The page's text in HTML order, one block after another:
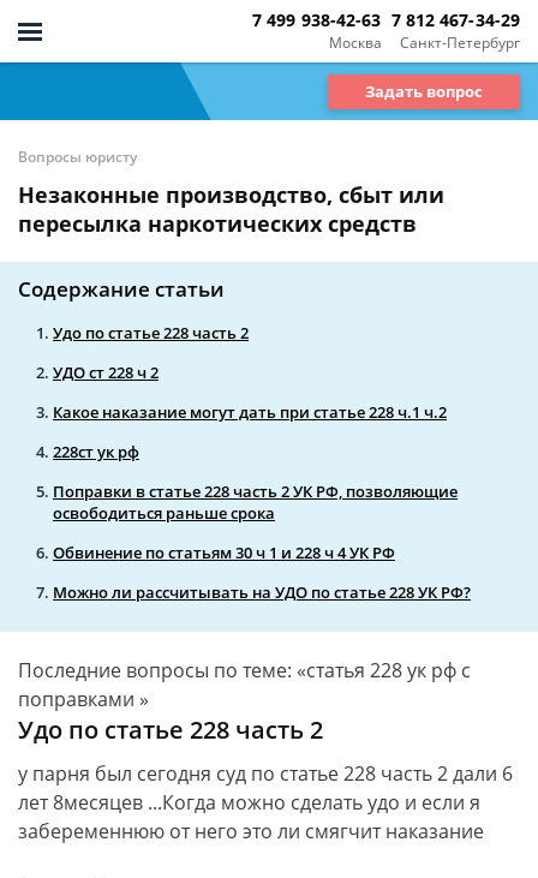
Москва
7 499 938-42-63
Санкт-Петербург
7 812 467-34-29
Задать вопрос
Вопросы юристу
Незаконные производство, сбыт или
пересылка наркотических средств
Содержание статьи
Удо по статье 228 часть 2
УДО ст 228 ч 2
Какое наказание могут дать при статье 228 ч.1 ч.2
228ст ук рф
Поправки в статье 228 часть 2 УК РФ, позволяющие
освободиться раньше срока
Обвинение по статьям 30 ч 1 и 228 ч 4 УК РФ
Можно ли рассчитывать на УДО по статье 228 УК РФ?
Последние вопросы по теме: «статья 228 ук рф с
поправками »
Удо по статье 228 часть 2
у парня был сегодня суд по статье 228 часть 2 дали 6
лет 8месяцев ...Когда можно сделать удо и если я
забеременнюю от него это ли смягчит наказание